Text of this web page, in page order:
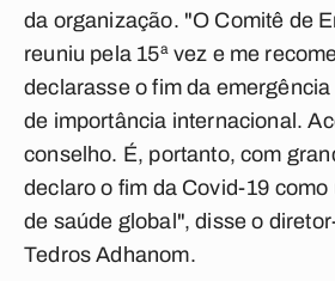
da organização. "O Comitê de
reuniu pela 15ª vez e me
declarasse o fim da
de importância internacional.
conselho. É, portanto, com
declaro o fim da Covid-19
de saúde global", disse o
Tedros Adhanom.